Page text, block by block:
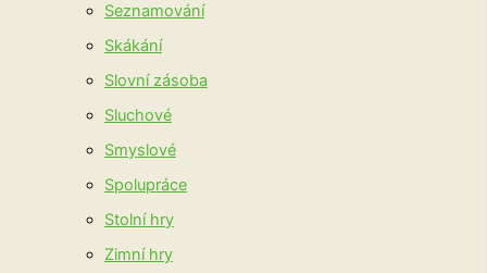
Seznamování
Skákání
Slovní zásoba
Sluchové
Smyslové
Spolupráce
Stolní hry
Zimní hry